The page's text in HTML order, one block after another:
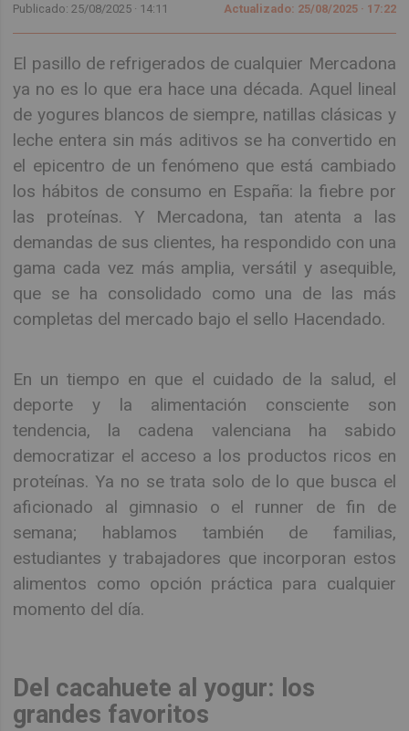
Publicado: 25/08/2025 · 14:11 Actualizado: 25/08/2025 · 17:22
El pasillo de refrigerados de cualquier Mercadona
ya no es lo que era hace una década. Aquel lineal
de yogures blancos de siempre, natillas clásicas y
leche entera sin más aditivos se ha convertido en
el epicentro de un fenómeno que está cambiado
los hábitos de consumo en España: la fiebre por
las proteínas. Y Mercadona, tan atenta a las
demandas de sus clientes, ha respondido con una
gama cada vez más amplia, versátil y asequible,
que se ha consolidado como una de las más
completas del mercado bajo el sello Hacendado.
En un tiempo en que el cuidado de la salud, el
deporte y la alimentación consciente son
tendencia, la cadena valenciana ha sabido
democratizar el acceso a los productos ricos en
proteínas. Ya no se trata solo de lo que busca el
aficionado al gimnasio o el runner de fin de
semana; hablamos también de familias,
estudiantes y trabajadores que incorporan estos
alimentos como opción práctica para cualquier
momento del día.
Del cacahuete al yogur: los
grandes favoritos